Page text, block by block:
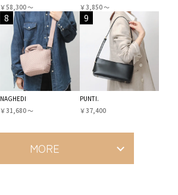
￥58,300 〜
￥3,850 〜
8
NAGHEDI
￥31,680 〜
9
PUNTI.
￥37,400
MORE